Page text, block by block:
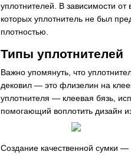
уплотнителей. В зависимости
которых уплотнитель не был
плотностью.
Типы уплотнителей
Важно упомянуть, что
дековил — это флизелин на
уплотнителя — клеевая бязь,
помогающий воплотить дизайн
Создание качественной сумки